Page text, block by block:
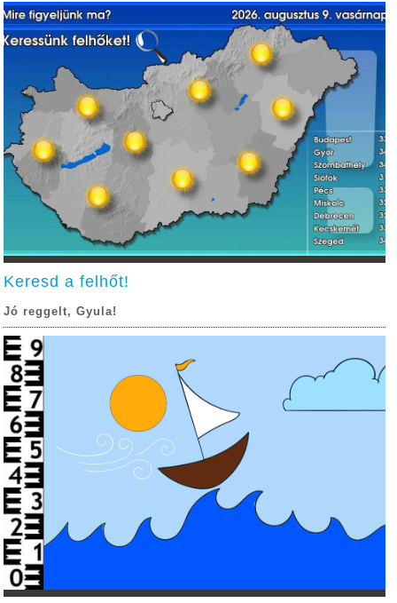
Keresd a felhőt!
Jó reggelt, Gyula!